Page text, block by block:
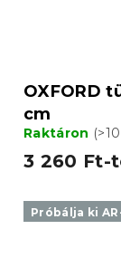
OXFORD
cm
Raktáron
3 260 Ft-
Próbálja ki